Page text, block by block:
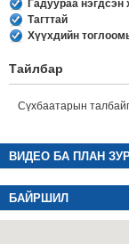
Гадуураа нэгдсэн
Тагттай
Хүүхдийн
Тайлбар
Сүхбаатарын
ВИДЕО БА ПЛАН
БАЙРШИЛ